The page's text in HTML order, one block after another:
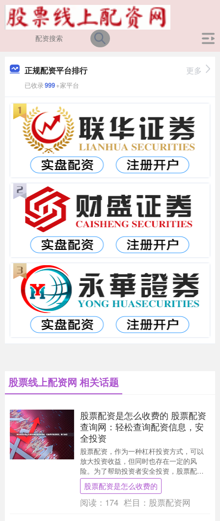
正规配资平台排行
已收录999+家平台
更多
股票线上配资网 相关话题
股票配资是怎么收费的 股票配资
查询网：轻松查询配资信息，安
全投资
股票配资，作为一种杠杆投资方式，可以
放大投资收益，但同时也存在一定的风
险。为了帮助投资者安全投资，股票配资
查询网应运而生。 1. 监管合规性：选择受
到监管机构监....
股票配资是怎么收费的
阅读： 174 栏目： 股票配资网